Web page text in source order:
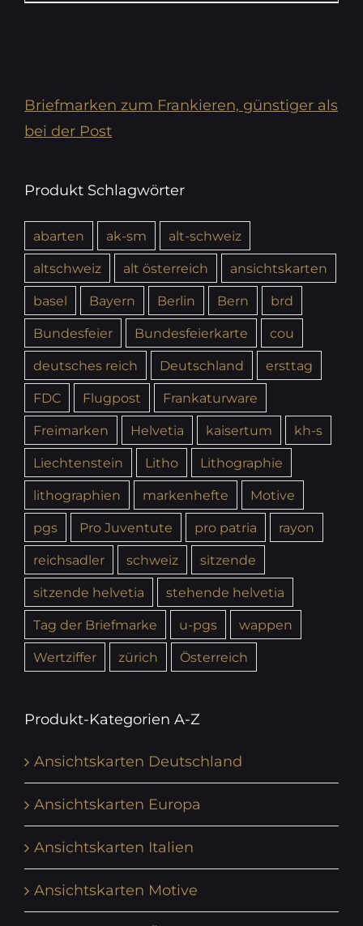
Briefmarken zum Frankieren, günstiger als
bei der Post
Produkt Schlagwörter
abarten ak-sm
alt-schweiz
altschweiz
alt österreich
ansichtskarten
basel
Bayern Berlin Bern
brd
Bundesfeier
Bundesfeierkarte
cou
deutsches reich
Deutschland
ersttag
FDC
Flugpost
Frankaturware
Freimarken
Helvetia kaisertum
kh-s
Liechtenstein
Litho
Lithographie
lithographien
markenhefte
Motive
pgs
Pro Juventute pro patria
rayon
reichsadler
schweiz
sitzende
sitzende helvetia
stehende helvetia
Tag der Briefmarke
u-pgs
wappen
Wertziffer
zürich Österreich
Produkt-Kategorien A-Z
Ansichtskarten Deutschland
Ansichtskarten Europa
Ansichtskarten Italien
Ansichtskarten Motive